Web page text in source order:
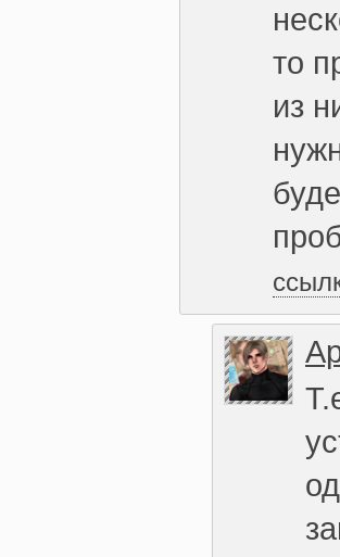
то
из